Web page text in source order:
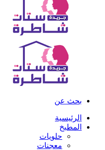
بحث عن
الرئيسية
المطبخ
حلويات
معجنات